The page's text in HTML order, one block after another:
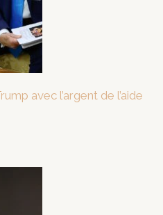
avec l’argent de l’aide